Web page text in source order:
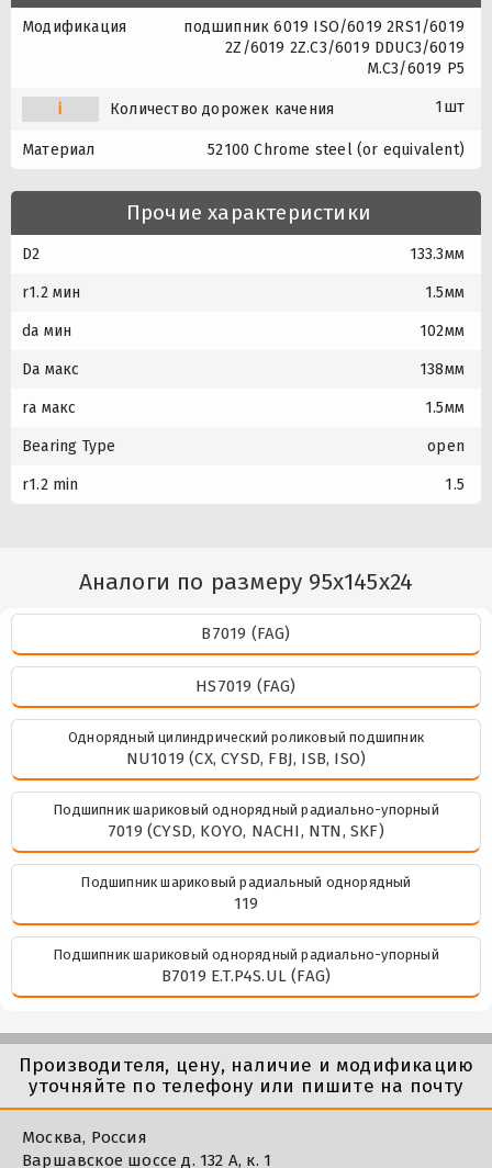
Модификация
подшипник 6019 ISO/6019 2RS1/6019
2Z/6019 2Z.C3/6019 DDUC3/6019
M.C3/6019 P5
i Количество дорожек качения 1шт
Материал 52100 Chrome steel (or equivalent)
Прочие характеристики
D2 133.3мм
r1.2 мин 1.5мм
da мин 102мм
Da макс 138мм
ra макс 1.5мм
Bearing Type open
r1.2 min 1.5
Аналоги по размеру 95x145x24
B7019 (FAG)
HS7019 (FAG)
Однорядный цилиндрический роликовый подшипник
NU1019 (CX, CYSD, FBJ, ISB, ISO)
Подшипник шариковый однорядный радиально-упорный
7019 (CYSD, KOYO, NACHI, NTN, SKF)
Подшипник шариковый радиальный однорядный
119
Подшипник шариковый однорядный радиально-упорный
B7019 E.T.P4S.UL (FAG)
Производителя, цену, наличие и модификацию
уточняйте по телефону или пишите на почту
Москва, Россия
Варшавское шоссе д. 132 А, к. 1